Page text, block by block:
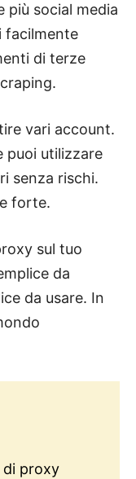
più social media
facilmente
di terze
vari account.
puoi utilizzare
senza rischi.
forte.
sul tuo
da
da usare. In
di proxy